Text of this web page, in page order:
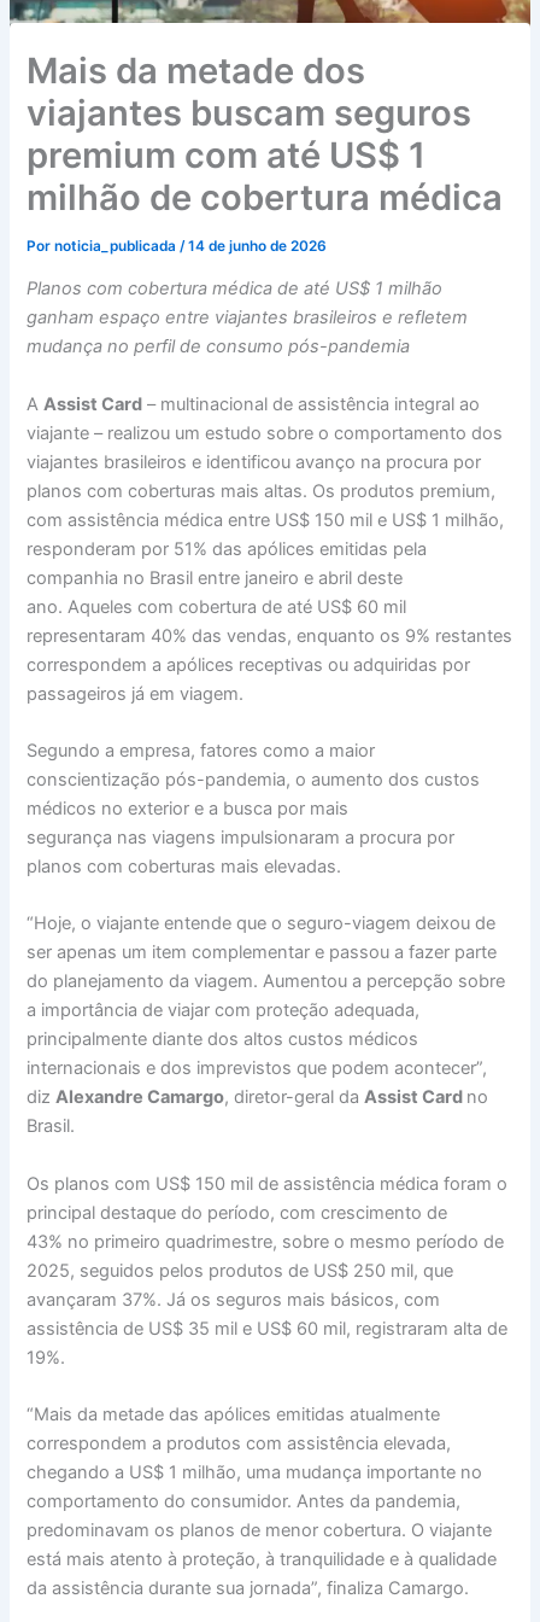
Mais da metade dos
viajantes buscam seguros
premium com até US$ 1
milhão de cobertura médica
Pornoticia_publicada /14 de junho de 2026
Planos com cobertura médica de até US$ 1 milhão
ganham espaço entre viajantes brasileiros e refletem
mudança no perfil de consumo pós-pandemia
AAssist Card – multinacional de assistência integral ao
viajante – realizou um estudo sobre o comportamento dos
viajantes brasileiros e identificou avanço na procura por
planos com coberturas mais altas. Os produtos premium,
com assistência médica entre US$ 150 mil e US$ 1 milhão,
responderam por 51% das apólices emitidas pela
companhia no Brasil entre janeiro e abril deste
ano. Aqueles com cobertura de até US$ 60 mil
representaram 40% das vendas, enquanto os 9% restantes
correspondem a apólices receptivas ou adquiridas por
passageiros já em viagem.
Segundo a empresa, fatores como a maior
conscientização pós-pandemia, o aumento dos custos
médicos no exterior e a busca por mais
segurança nas viagens impulsionaram a procura por
planos com coberturas mais elevadas.
“Hoje, o viajante entende que o seguro-viagem deixou de
ser apenas um item complementar e passou a fazer parte
do planejamento da viagem. Aumentou a percepção sobre
a importância de viajar com proteção adequada,
principalmente diante dos altos custos médicos
internacionais e dos imprevistos que podem acontecer”,
dizAlexandre Camargo, diretor-geral daAssist Card no
Brasil.
Os planos com US$ 150 mil de assistência médica foram o
principal destaque do período, com crescimento de
43% no primeiro quadrimestre, sobre o mesmo período de
2025, seguidos pelos produtos de US$ 250 mil, que
avançaram 37%. Já os seguros mais básicos, com
assistência de US$ 35 mil e US$ 60 mil, registraram alta de
19%.
“Mais da metade das apólices emitidas atualmente
correspondem a produtos com assistência elevada,
chegando a US$ 1 milhão, uma mudança importante no
comportamento do consumidor. Antes da pandemia,
predominavam os planos de menor cobertura. O viajante
está mais atento à proteção, à tranquilidade e à qualidade
da assistência durante sua jornada”,finaliza Camargo.